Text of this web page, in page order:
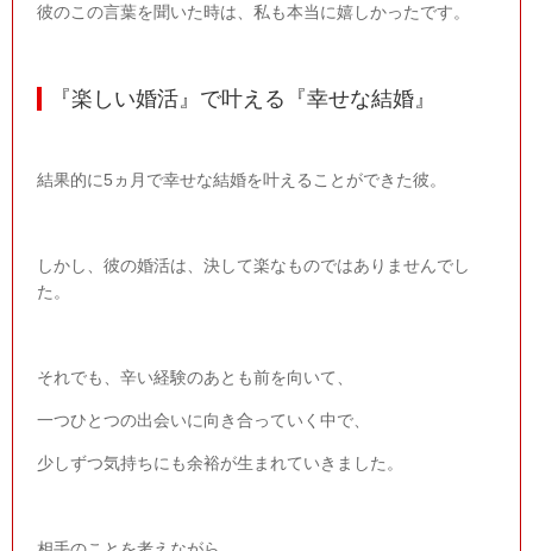
彼のこの言葉を聞いた時は、私も本当に嬉しかったです。
『楽しい婚活』で叶える『幸せな結婚』
結果的に5ヵ月で幸せな結婚を叶えることができた彼。
しかし、彼の婚活は、決して楽なものではありませんでし
た。
それでも、辛い経験のあとも前を向いて、
一つひとつの出会いに向き合っていく中で、
少しずつ気持ちにも余裕が生まれていきました。